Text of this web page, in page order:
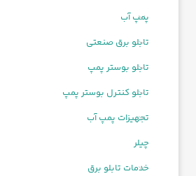
پمپ آب
تابلو برق صنعتی
تابلو بوستر پمپ
تابلو کنترل بوستر پمپ
تجهیزات پمپ آب
چیلر
خدمات تابلو برق